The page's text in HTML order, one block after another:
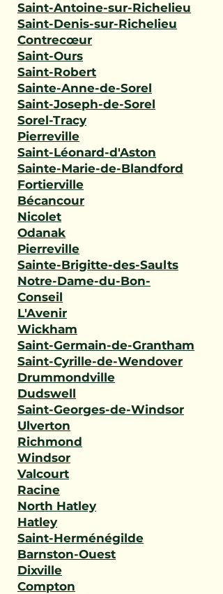
Saint-Antoine-sur-Richelieu
Saint-Denis-sur-Richelieu
Contrecœur
Saint-Ours
Saint-Robert
Sainte-Anne-de-Sorel
Saint-Joseph-de-Sorel
Sorel-Tracy
Pierreville
Saint-Léonard-d'Aston
Sainte-Marie-de-Blandford
Fortierville
Bécancour
Nicolet
Odanak
Pierreville
Sainte-Brigitte-des-Saults
Notre-Dame-du-Bon-
Conseil
L'Avenir
Wickham
Saint-Germain-de-Grantham
Saint-Cyrille-de-Wendover
Drummondville
Dudswell
Saint-Georges-de-Windsor
Ulverton
Richmond
Windsor
Valcourt
Racine
North Hatley
Hatley
Saint-Herménégilde
Barnston-Ouest
Dixville
Compton